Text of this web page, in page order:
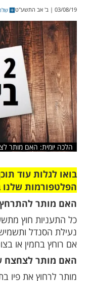
ליום ג' בתשרי -
שלח לחבר
האם מותר לצחצח
עוד תוכן חדש